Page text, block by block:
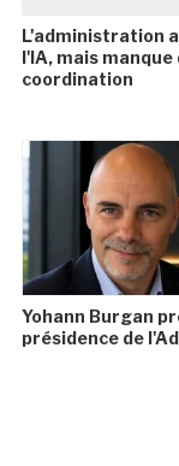
L'administration
l'IA, mais manque
coordination
Yohann Burgan
présidence de